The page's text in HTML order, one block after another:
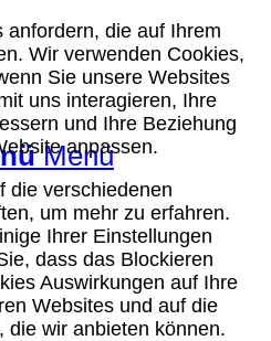
Suche
Menü
anfordern, die auf Ihrem
Wir verwenden Cookies,
Sie unsere Websites
uns interagieren, Ihre
und Ihre Beziehung
anpassen.
die verschiedenen
um mehr zu erfahren.
Ihrer Einstellungen
dass das Blockieren
Auswirkungen auf Ihre
Websites und auf die
die wir anbieten können.